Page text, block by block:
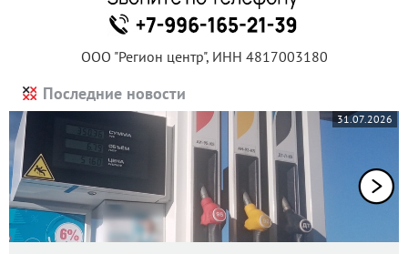
ООО "Регион центр", ИНН 4817003180
Последние новости
31.07.2026